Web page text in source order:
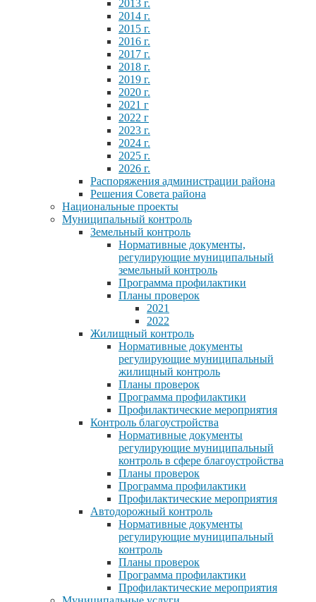
2013 г.
2014 г.
2015 г.
2016 г.
2017 г.
2018 г.
2019 г.
2020 г.
2021 г
2022 г
2023 г.
2024 г.
2025 г.
2026 г.
Распоряжения администрации района
Решения Совета района
Национальные проекты
Муниципальный контроль
Земельный контроль
Нормативные документы,
регулирующие муниципальный
земельный контроль
Программа профилактики
Планы проверок
2021
2022
Жилищный контроль
Нормативные документы
регулирующие муниципальный
жилищный контроль
Планы проверок
Программа профилактики
Профилактические мероприятия
Контроль благоустройства
Нормативные документы
регулирующие муниципальный
контроль в сфере благоустройства
Планы проверок
Программа профилактики
Профилактические мероприятия
Автодорожный контроль
Нормативные документы
регулирующие муниципальный
контроль
Планы проверок
Программа профилактики
Профилактические мероприятия